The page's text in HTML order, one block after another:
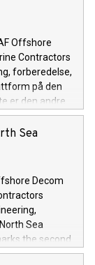
Offshore
Contractors
forberedelse,
på den
er den andre
tid.
Sea
Decom
Sea
the second
short